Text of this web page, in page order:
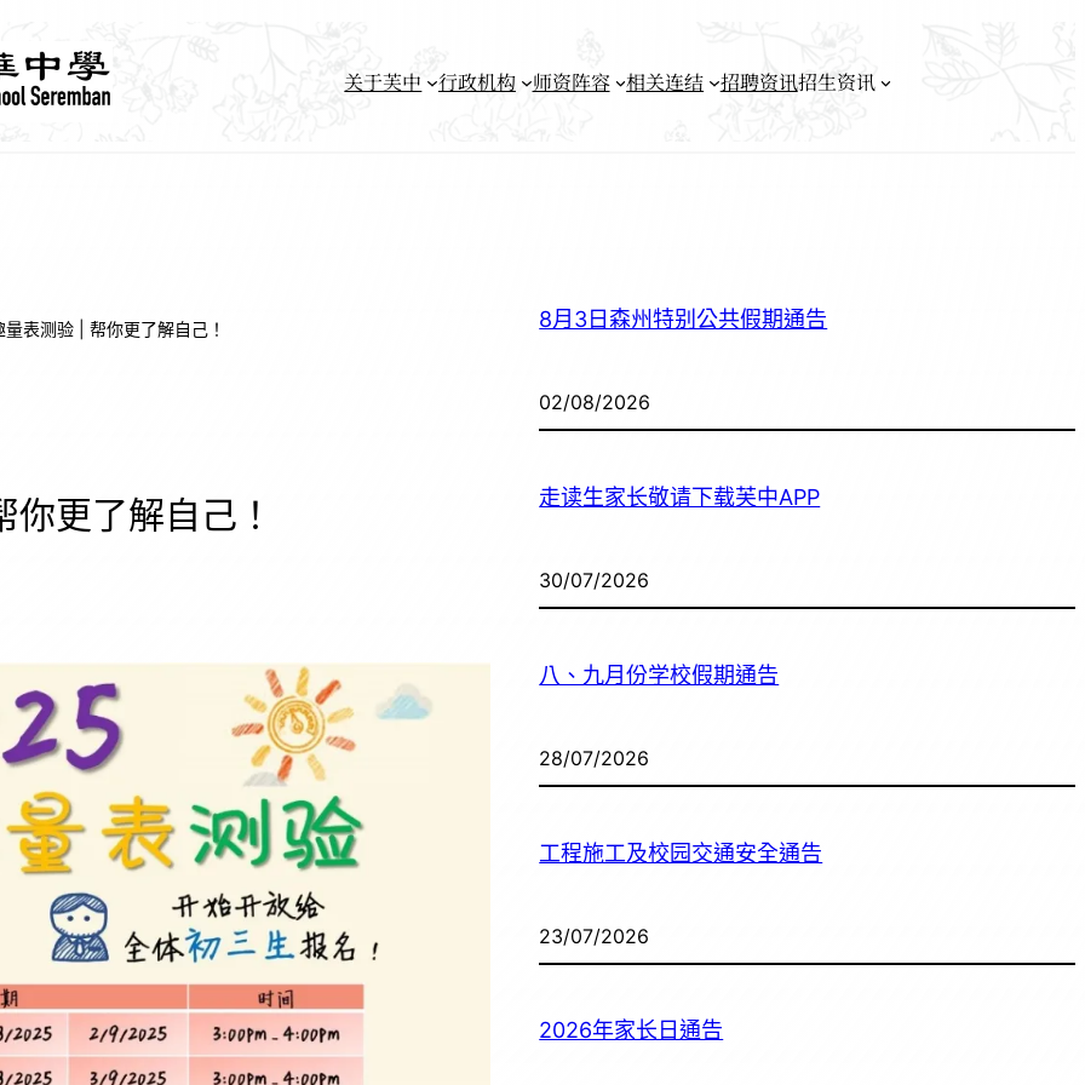
关于芙中 行政机构 师资阵容 相关连结 招聘资讯招生资讯
量表测验 | 帮你更了解自己！
更了解自己！
8月3日森州特别公共假期通告
02/08/2026
走读生家长敬请下载芙中APP
30/07/2026
八、九月份学校假期通告
28/07/2026
工程施工及校园交通安全通告
23/07/2026
2026年家长日通告